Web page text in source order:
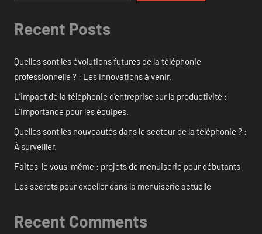
Recent Posts
Quelles sont les évolutions futures de la téléphonie
professionnelle ? : Les innovations à venir.
L’impact de la téléphonie d’entreprise sur la productivité :
L’importance pour les équipes.
Quelles sont les nouveautés dans le secteur de la téléphonie ? :
À surveiller.
Faites-le vous-même : projets de menuiserie pour débutants
Les secrets pour exceller dans la menuiserie actuelle
Recent Comments